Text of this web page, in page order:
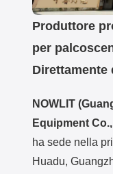
Produttore
per
Direttamente
NOWLIT
Equipment
ha sede nella
Huadu,